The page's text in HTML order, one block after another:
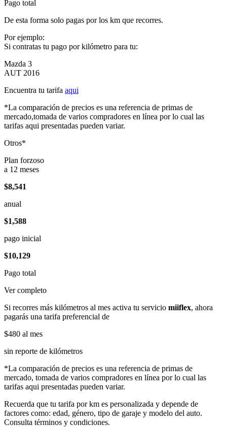
Pago total
De esta forma solo pagas por los km que recorres.
Por ejemplo:
Si contratas tu pago por kilómetro para tu:
Mazda 3
AUT 2016
Encuentra tu tarifa aqui
*La comparación de precios es una referencia de primas de
mercado,tomada de varios compradores en línea por lo cual las
tarifas aqui presentadas pueden variar.
Otros*
Plan forzoso
a 12 meses
$8,541
anual
$1,588
pago inicial
$10,129
Pago total
Ver completo
Si recorres más kilómetros al mes activa tu servicio miiflex, ahora
pagarás una tarifa preferencial de
$480 al mes
sin reporte de kilómetros
*La comparación de precios es una referencia de primas de
mercado, tomada de varios compradores en línea por lo cual las
tarifas aqui presentadas pueden variar.
Recuerda que tu tarifa por km es personalizada y depende de
factores como: edad, género, tipo de garaje y modelo del auto.
Consulta términos y condiciones.